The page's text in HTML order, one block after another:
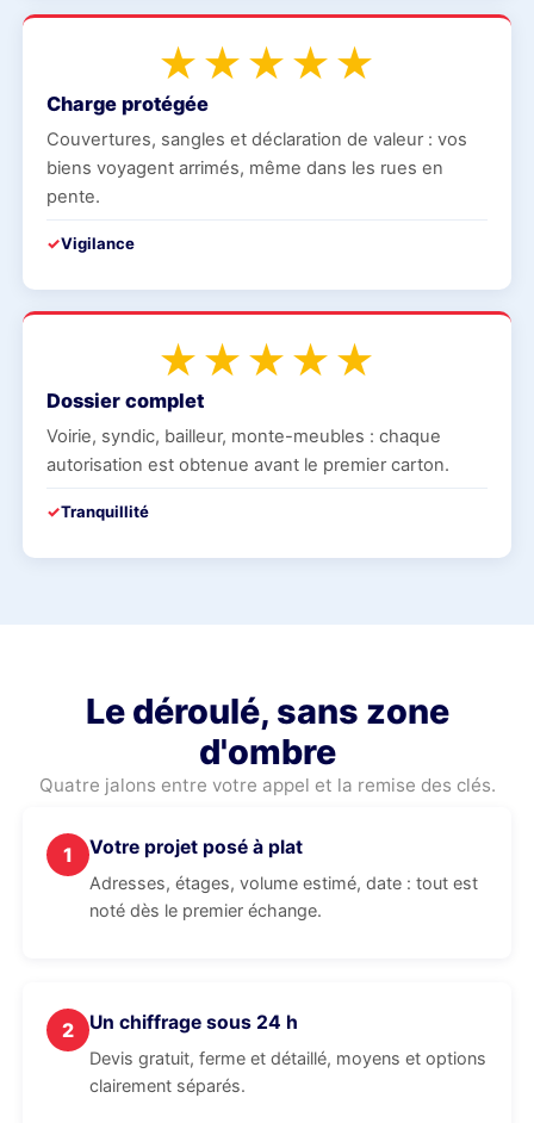
★★★★★
Charge protégée
Couvertures, sangles et déclaration de valeur : vos
biens voyagent arrimés, même dans les rues en
pente.
Vigilance
★★★★★
Dossier complet
Voirie, syndic, bailleur, monte-meubles : chaque
autorisation est obtenue avant le premier carton.
Tranquillité
Le déroulé, sans zone
d'ombre
Quatre jalons entre votre appel et la remise des clés.
1 Votre projet posé à plat
Adresses, étages, volume estimé, date : tout est
noté dès le premier échange.
2 Un chiffrage sous 24 h
Devis gratuit, ferme et détaillé, moyens et options
clairement séparés.